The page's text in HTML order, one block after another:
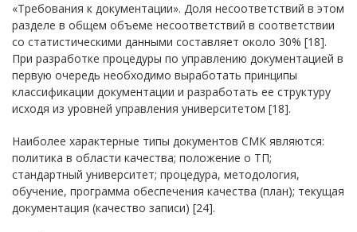
«Требования к документации». Доля несоответствий в этом
разделе в общем объеме несоответствий в соответствии
со статистическими данными составляет около 30% [18].
При разработке процедуры по управлению документацией в
первую очередь необходимо выработать принципы
классификации документации и разработать ее структуру
исходя из уровней управления университетом [18].
Наиболее характерные типы документов СМК являются:
политика в области качества; положение о ТП;
стандартный университет; процедура, методология,
обучение, программа обеспечения качества (план); текущая
документация (качество записи) [24].